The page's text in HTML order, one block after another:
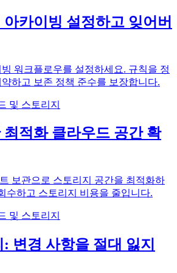
카이빙 설정하고 잊어버
워크플로우를 설정하세요. 규칙을 정
하고 보존 정책 준수를 보장합니다.
및 스토리지
적화 클라우드 공간 확
보관으로 스토리지 공간을 최적화하
수하고 스토리지 비용을 줄입니다.
및 스토리지
변경 사항을 절대 잃지